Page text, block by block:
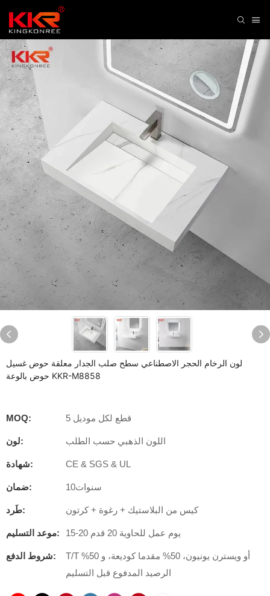
لون الرخام الحجر الاصطناعي سطح صلب الجدار معلقة حوض غسيل
حوض بالوعة KKR-M8858
MOQ: 5 قطع لكل موديل
لون: اللون الذهبي حسب الطلب
شهادة: CE & SGS & UL
ضمان: سنوات10
طَرد: كيس من البلاستيك + رغوة + كرتون
موعد التسليم: 15-20 يوم عمل للحاوية 20 قدم
شروط الدفع:
T/T أو ويسترن يونيون، 50% مقدما كوديعة، و 50%
الرصيد المدفوع قبل التسليم